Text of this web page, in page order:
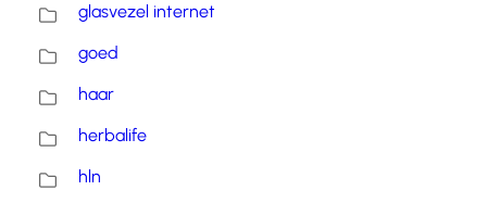
glasvezel internet
goed
haar
herbalife
hln